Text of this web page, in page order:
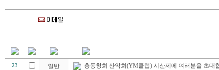
23 일반 총동창회 산악회(YM클럽) 시산제에 여러분을 초대